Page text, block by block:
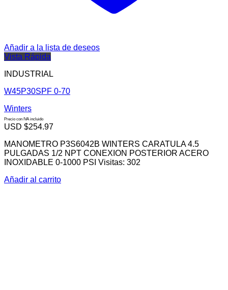
Añadir a la lista de deseos
Vista Rápida
INDUSTRIAL
W45P30SPF 0-70
Winters
Precio con IVA incluido
USD $254.97
MANOMETRO P3S6042B WINTERS CARATULA 4.5
PULGADAS 1/2 NPT CONEXION POSTERIOR ACERO
INOXIDABLE 0-1000 PSI Visitas: 302
Añadir al carrito